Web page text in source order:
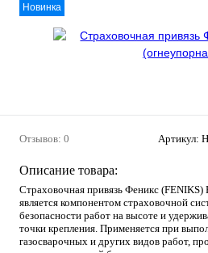
Новинка
Отзывов: 0 Артикул:
Описание товара:
Страховочная привязь Феникс (FENIKS)
является компонентом страховочной
безопасности работ на высоте и
точки крепления. Применяется при
газосварочных и других видов работ,